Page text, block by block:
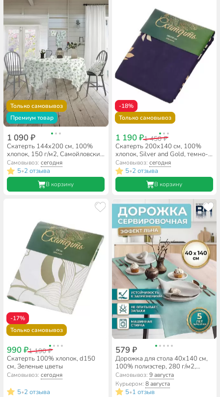
Только самовывоз
Премиум товар
1 090 ₽
Скатерть 144х200 см, 100%
хлопок, 150 г/м2, Самойловский
текстиль, Дендра
Самовывоз:сегодня
5•2 отзыва
В корзину
-18%
Только самовывоз
1 190 ₽1 450 ₽
Скатерть 200х140 см, 100%
хлопок, Silver and Gold, темно-
сине-золотая
Самовывоз: сегодня
5•2 отзыва
В корзину
-17%
Только самовывоз
990 ₽1 190 ₽
Скатерть 100% хлопок, d150
см, Зеленые цветы
Самовывоз:сегодня
5•2 отзыва
579 ₽
Дорожка для стола 40х140 см,
100% полиэстер, 280 г/м2,
Волшебная ночь, Бирюза
Самовывоз: 9 августа
Курьером: 8 августа
5•1 отзыв